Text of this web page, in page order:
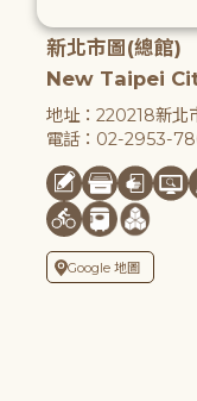
新北市圖(總館)
New Taipei
地址：220218新北
電話：02-2953-
Google 地圖